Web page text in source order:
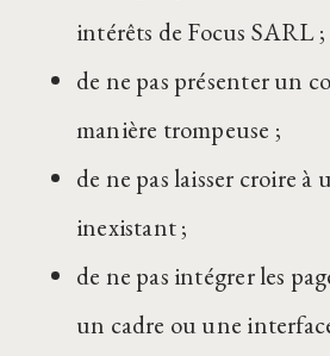
intérêts de Focus SARL ;
de ne pas présenter un
manière trompeuse ;
de ne pas laisser croire
inexistant ;
de ne pas intégrer les
un cadre ou une